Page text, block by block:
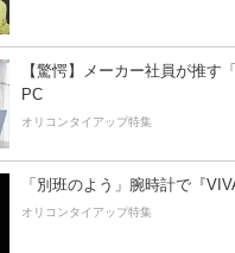
【驚愕】メーカー社員が推す
PC
オリコンタイアップ特集
「別班のよう」腕時計で『
オリコンタイアップ特集